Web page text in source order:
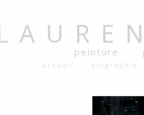
peinture
accueil biographie